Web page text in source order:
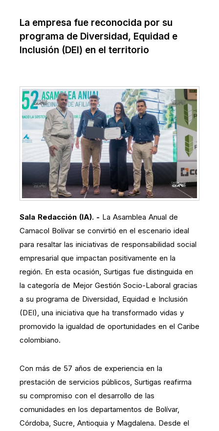
La empresa fue reconocida por su
programa de Diversidad, Equidad e
Inclusión (DEI) en el territorio
Sala Redacción (IA). - La Asamblea Anual de
Camacol Bolívar se convirtió en el escenario ideal
para resaltar las iniciativas de responsabilidad social
empresarial que impactan positivamente en la
región. En esta ocasión, Surtigas fue distinguida en
la categoría de Mejor Gestión Socio-Laboral gracias
a su programa de Diversidad, Equidad e Inclusión
(DEI), una iniciativa que ha transformado vidas y
promovido la igualdad de oportunidades en el Caribe
colombiano.
Con más de 57 años de experiencia en la
prestación de servicios públicos, Surtigas reafirma
su compromiso con el desarrollo de las
comunidades en los departamentos de Bolívar,
Córdoba, Sucre, Antioquia y Magdalena. Desde el